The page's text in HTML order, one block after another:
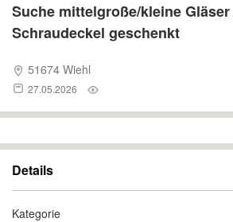
Suche mittelgroße/kleine
Schraudeckel geschenkt
51674 Wiehl
27.05.2026
Details
Kategorie